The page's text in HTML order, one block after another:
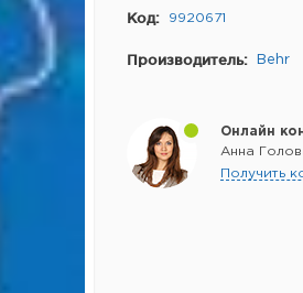
Код: 9920671
Производитель: Behr
Онлайн
Анна
Получить